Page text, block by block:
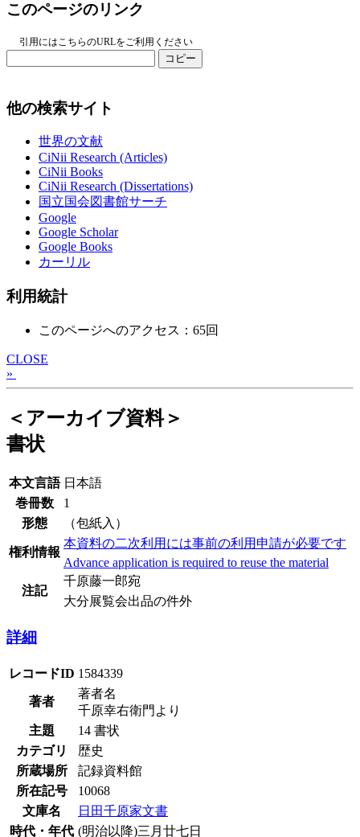
このページのリンク
引用にはこちらのURLをご利用ください
コピー
他の検索サイト
世界の文献
CiNii Research (Articles)
CiNii Books
CiNii Research (Dissertations)
国立国会図書館サーチ
Google
Google Scholar
Google Books
カーリル
利用統計
このページへのアクセス：65回
CLOSE
»
＜アーカイブ資料＞
書状
本文言語 日本語
巻冊数
1
形態
（包紙入）
権利情報
本資料の二次利用には事前の利用申請が必要です
Advance application is required to reuse the material
注記
千原藤一郎宛
大分展覧会出品の件外
詳細
レコードID 1584339
著者
著者名
千原幸右衛門より
主題
14 書状
カテゴリ
歴史
所蔵場所
記録資料館
所在記号
10068
文庫名
日田千原家文書
時代・年代 (明治以降)三月廿七日